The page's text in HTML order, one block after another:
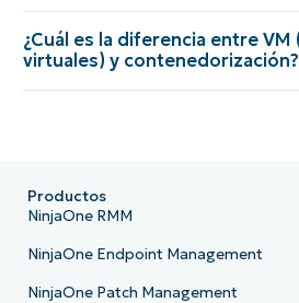
¿Cuál es la diferencia entre VM
virtuales) y contenedorización?
Productos
NinjaOne RMM
NinjaOne Endpoint Management
NinjaOne Patch Management